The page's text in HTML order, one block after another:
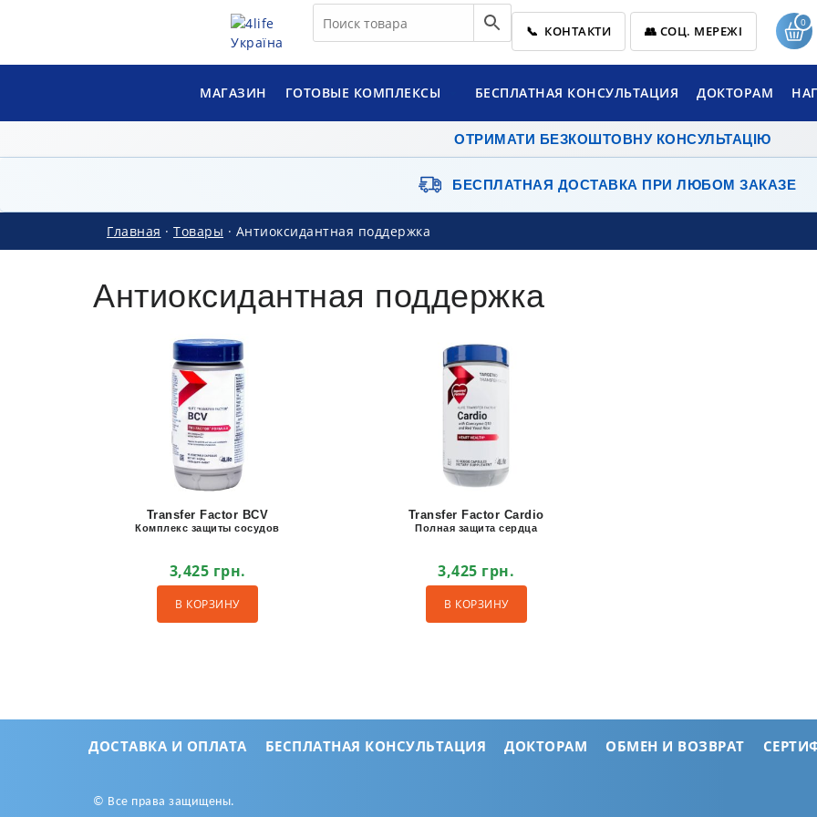
📞 КОНТАКТИ 👥 СОЦ. МЕРЕЖІ
0
МАГАЗИН ГОТОВЫЕ КОМПЛЕКСЫ БЕСПЛАТНАЯ КОНСУЛЬТАЦИЯ ДОКТОРАМ
ОТРИМАТИ БЕЗКОШТОВНУ КОНСУЛЬТАЦІЮ
БЕСПЛАТНАЯ ДОСТАВКА ПРИ ЛЮБОМ ЗАКАЗЕ
Главная · Товары · Антиоксидантная поддержка
Антиоксидантная поддержка
Transfer Factor BCV
Комплекс защиты сосудов
3,425 грн.
В КОРЗИНУ
Transfer Factor Cardio
Полная защита сердца
3,425 грн.
В КОРЗИНУ
ДОСТАВКА И ОПЛАТА БЕСПЛАТНАЯ КОНСУЛЬТАЦИЯ ДОКТОРАМ ОБМЕН И ВОЗВРАТ
© Все права защищены.